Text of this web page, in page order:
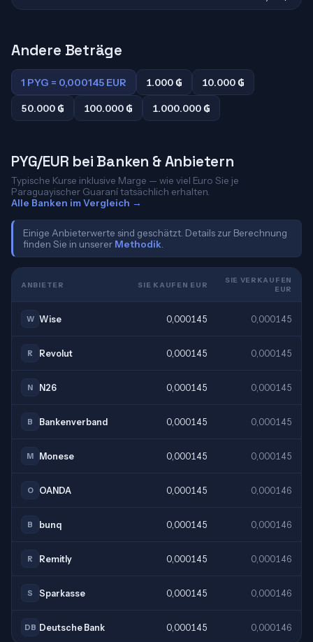
Andere Beträge
1 PYG = 0,000145 EUR 1.000 ₲ 10.000 ₲
50.000 ₲ 100.000 ₲ 1.000.000 ₲
PYG/EUR bei Banken & Anbietern
Typische Kurse inklusive Marge — wie viel Euro Sie je
Paraguayischer Guaraní tatsächlich erhalten.
Alle Banken im Vergleich →
Einige Anbieterwerte sind geschätzt. Details zur Berechnung
finden Sie in unserer Methodik
ANBIETER SIE KAUFEN EUR
SIE VERKAUFEN
EUR
W Wise 0,000145 0,000145
R Revolut 0,000145 0,000145
N N26 0,000145 0,000145
B Bankenverband 0,000145 0,000145
M Monese 0,000145 0,000145
O OANDA 0,000145 0,000146
B bunq 0,000145 0,000146
R Remitly 0,000145 0,000146
S Sparkasse 0,000145 0,000146
DB Deutsche Bank 0,000145 0,000146